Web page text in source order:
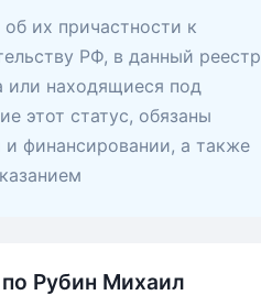
их причастности к
РФ, в данный реестр
или находящиеся под
этот статус, обязаны
и финансировании, а также
по Рубин Михаил